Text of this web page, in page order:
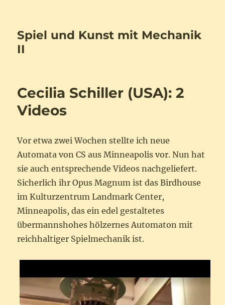
Spiel und Kunst mit Mechanik
II
Cecilia Schiller (USA): 2
Videos
Vor etwa zwei Wochen stellte ich neue
Automata von CS aus Minneapolis vor. Nun hat
sie auch entsprechende Videos nachgeliefert.
Sicherlich ihr Opus Magnum ist das Birdhouse
im Kulturzentrum Landmark Center,
Minneapolis, das ein edel gestaltetes
übermannshohes hölzernes Automaton mit
reichhaltiger Spielmechanik ist.